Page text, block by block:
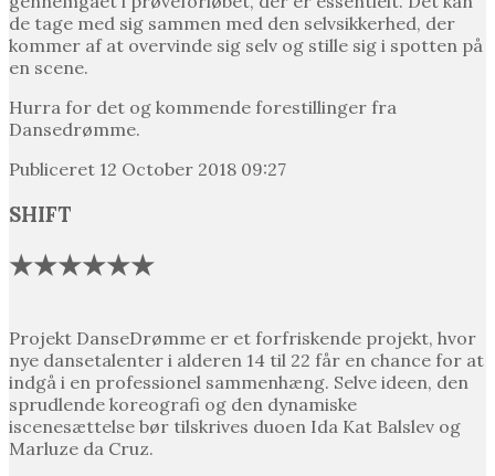
de tage med sig sammen med den selvsikkerhed, der
kommer af at overvinde sig selv og stille sig i spotten på
en scene.
Hurra for det og kommende forestillinger fra
Dansedrømme.
Publiceret 12 October 2018 09:27
SHIFT
★★★★★★
Projekt DanseDrømme er et forfriskende projekt, hvor
nye dansetalenter i alderen 14 til 22 får en chance for at
indgå i en professionel sammenhæng. Selve ideen, den
sprudlende koreografi og den dynamiske
iscenesættelse bør tilskrives duoen Ida Kat Balslev og
Marluze da Cruz.